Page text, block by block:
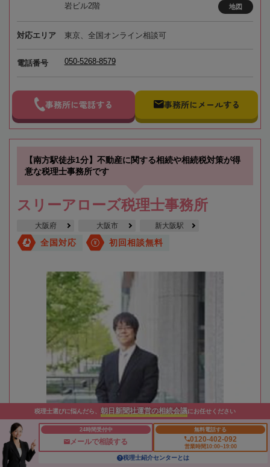
岩ビル2階
地図
対応エリア 東京、全国オンライン相談可
電話番号 050-5268-8579
事務所に電話する 事務所にメールする
【南方駅徒歩1分】不動産に関する相続や相続税対策が得
意な税理士事務所です
スリーアローズ税理士事務所
大阪府 大阪市 新大阪駅
全国対応 初回相談無料
税理士選びに悩んだら、 朝日新聞社運営の相続会議にお任せください
24時間受付中
メールで相談する
無料電話する
0120-402-092
営業時間10:00~19:00
税理士紹介センターとは